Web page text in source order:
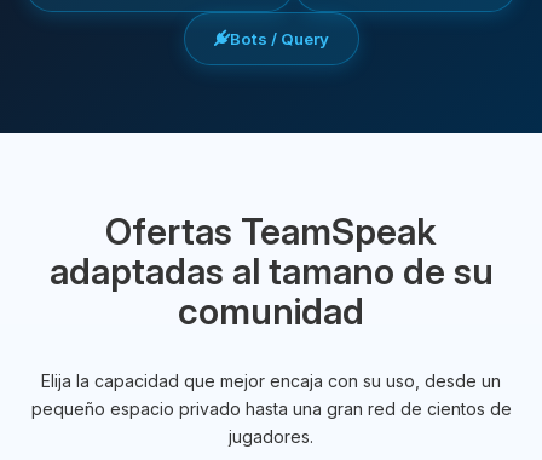
Bots / Query
Ofertas TeamSpeak
adaptadas al tamano de su
comunidad
Elija la capacidad que mejor encaja con su uso, desde un
pequeño espacio privado hasta una gran red de cientos de
jugadores.